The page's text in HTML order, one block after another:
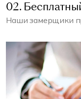
02.
Наши замерщики